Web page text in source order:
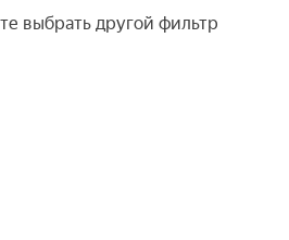
выбрать другой фильтр